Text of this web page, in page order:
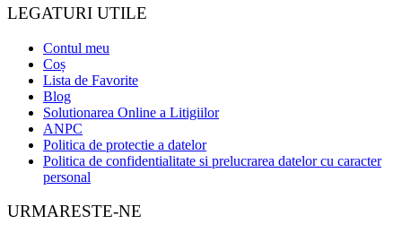
LEGATURI UTILE
Contul meu
Coș
Lista de Favorite
Blog
Solutionarea Online a Litigiilor
ANPC
Politica de protectie a datelor
Politica de confidentialitate si prelucrarea datelor cu caracter
personal
URMARESTE-NE